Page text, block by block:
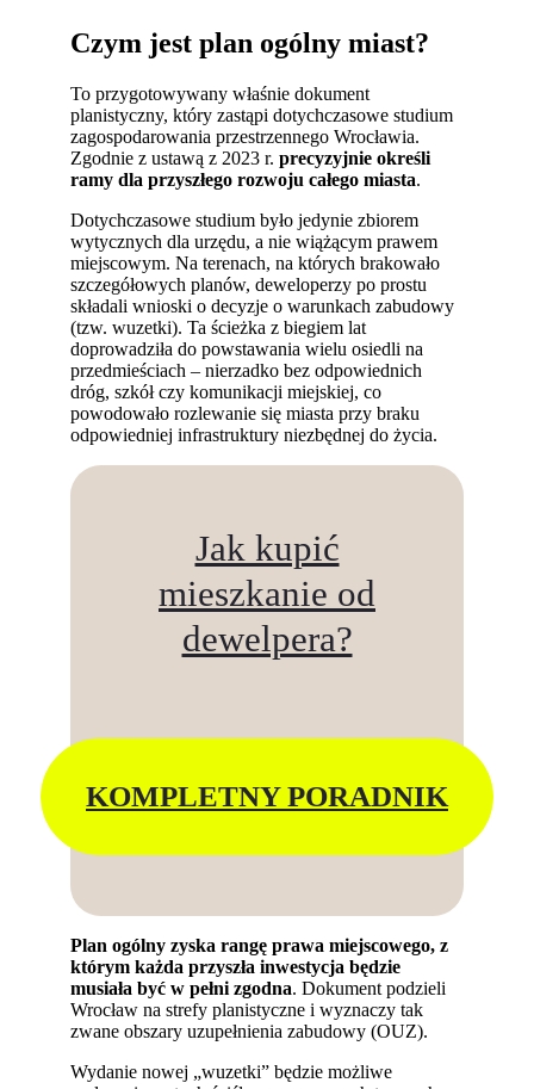
Czym jest plan ogólny miast?
To przygotowywany właśnie dokument
planistyczny, który zastąpi dotychczasowe studium
zagospodarowania przestrzennego Wrocławia.
Zgodnie z ustawą z 2023 r.precyzyjnie określi
ramy dla przyszłego rozwoju całego miasta.
Dotychczasowe studium było jedynie zbiorem
wytycznych dla urzędu, a nie wiążącym prawem
miejscowym. Na terenach, na których brakowało
szczegółowych planów, deweloperzy po prostu
składali wnioski o decyzje o warunkach zabudowy
(tzw. wuzetki). Ta ścieżka z biegiem lat
doprowadziła do powstawania wielu osiedli na
przedmieściach – nierzadko bez odpowiednich
dróg, szkół czy komunikacji miejskiej, co
powodowało rozlewanie się miasta przy braku
odpowiedniej infrastruktury niezbędnej do życia.
Jak kupić
mieszkanie od
dewelpera?
KOMPLETNY PORADNIK
Plan ogólny zyska rangę prawa miejscowego, z
którym każda przyszła inwestycja będzie
musiała być w pełni zgodna. Dokument podzieli
Wrocław na strefy planistyczne i wyznaczy tak
zwane obszary uzupełnienia zabudowy (OUZ).
Wydanie nowej „wuzetki” będzie możliwe